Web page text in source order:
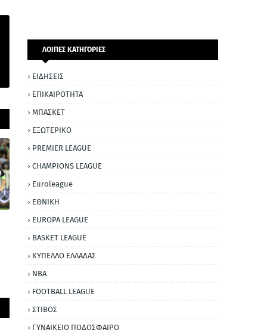
ΛΟΙΠΕΣ ΚΑΤΗΓΟΡΙΕΣ
ΕΙΔΗΣΕΙΣ
ΕΠΙΚΑΙΡΟΤΗΤΑ
ΜΠΑΣΚΕΤ
ΕΞΩΤΕΡΙΚΟ
PREMIER LEAGUE
CHAMPIONS LEAGUE
Euroleague
ΕΘΝΙΚΗ
EUROPA LEAGUE
BASKET LEAGUE
ΚΥΠΕΛΛΟ ΕΛΛΑΔΑΣ
NBA
FOOTBALL LEAGUE
ΣΤΙΒΟΣ
ΓΥΝΑΙΚΕΙΟ ΠΟΔΟΣΦΑΙΡΟ